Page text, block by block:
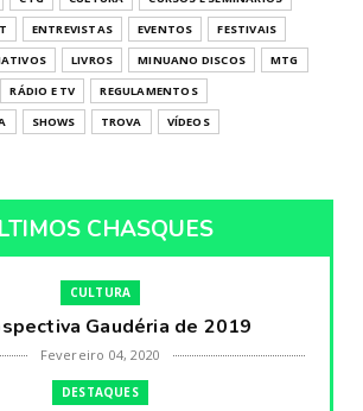
ENTREVISTAS EVENTOS
FESTIVAIS
LIVROS MINUANO DISCOS
MTG
RÁDIO E TV
REGULAMENTOS
SHOWS TROVA VÍDEOS
CHASQUES
CULTURA
Gaudéria de 2019
Fevereiro 04, 2020
DESTAQUES